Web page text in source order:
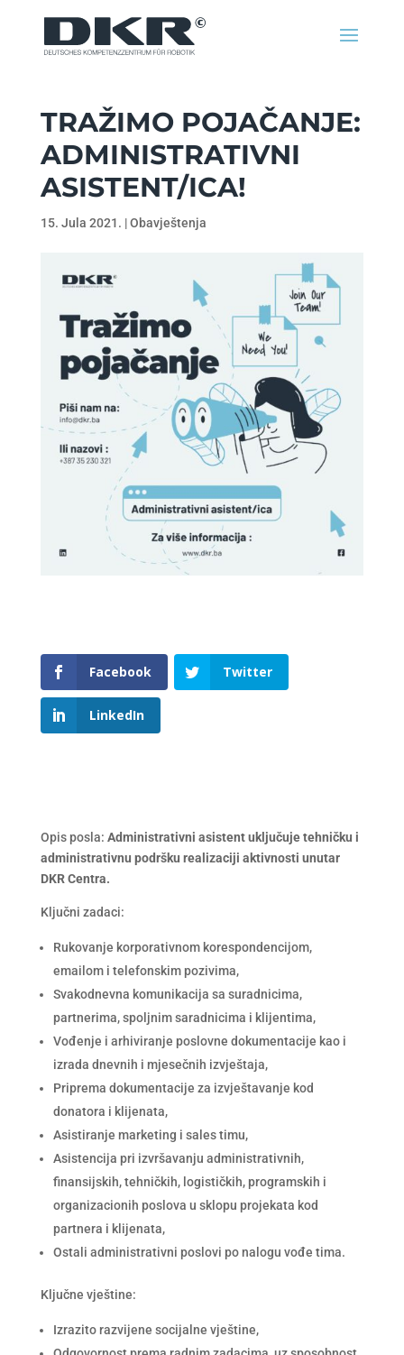
TRAŽIMO POJAČANJE:
ADMINISTRATIVNI
ASISTENT/ICA!
15. Jula 2021. |Obavještenja
Facebook Twitter
LinkedIn
Opis posla: Administrativni asistent uključuje tehničku i
administrativnu podršku realizaciji aktivnosti unutar
DKR Centra.
Ključni zadaci:
Rukovanje korporativnom korespondencijom,
emailom i telefonskim pozivima,
Svakodnevna komunikacija sa suradnicima,
partnerima, spoljnim saradnicima i klijentima,
Vođenje i arhiviranje poslovne dokumentacije kao i
izrada dnevnih i mjesečnih izvještaja,
Priprema dokumentacije za izvještavanje kod
donatora i klijenata,
Asistiranje marketing i sales timu,
Asistencija pri izvršavanju administrativnih,
finansijskih, tehničkih, logističkih, programskih i
organizacionih poslova u sklopu projekata kod
partnera i klijenata,
Ostali administrativni poslovi po nalogu vođe tima.
Ključne vještine:
Izrazito razvijene socijalne vještine,